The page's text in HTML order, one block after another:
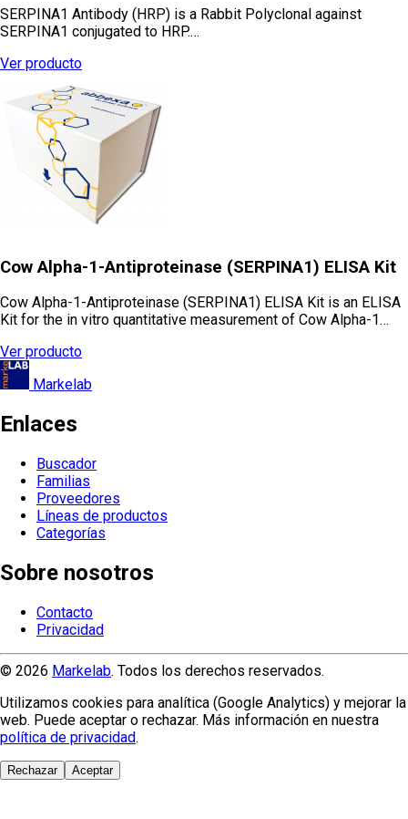
SERPINA1 Antibody (HRP) is a Rabbit Polyclonal against
SERPINA1 conjugated to HRP.…
Ver producto
Cow Alpha-1-Antiproteinase (SERPINA1) ELISA Kit
Cow Alpha-1-Antiproteinase (SERPINA1) ELISA Kit is an ELISA
Kit for the in vitro quantitative measurement of Cow Alpha-1…
Ver producto
Markelab
Enlaces
Buscador
Familias
Proveedores
Líneas de productos
Categorías
Sobre nosotros
Contacto
Privacidad
© 2026 Markelab. Todos los derechos reservados.
Utilizamos cookies para analítica (Google Analytics) y mejorar la
web. Puede aceptar o rechazar. Más información en nuestra
política de privacidad.
Rechazar Aceptar